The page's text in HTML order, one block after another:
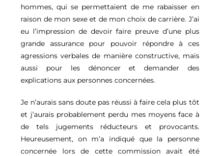
hommes, qui se permettaient de me rabaisser en
raison de mon sexe et de mon choix de carrière. J’ai
eu l’impression de devoir faire preuve d’une plus
grande assurance pour pouvoir répondre à ces
agressions verbales de manière constructive, mais
aussi pour les dénoncer et demander des
explications aux personnes concernées.
Je n’aurais sans doute pas réussi à faire cela plus tôt
et j’aurais probablement perdu mes moyens face à
de tels jugements réducteurs et provocants.
Heureusement, on m’a indiqué que la personne
concernée lors de cette commission avait été